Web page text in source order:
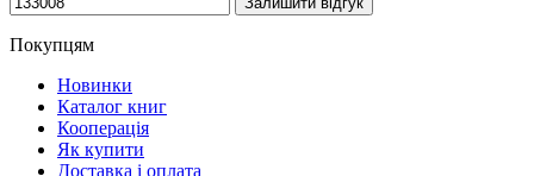
Покупцям
Новинки
Каталог книг
Кооперація
Як купити
Доставка і оплата